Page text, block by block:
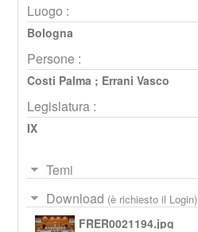
Luogo :
Bologna
Persone :
Costi Palma ; Errani Vasco
Legislatura :
IX
Temi
Download (è richiesto il Login)
FRER0021194.jpg